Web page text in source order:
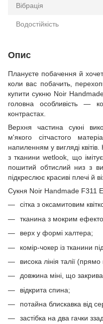
Вібрація
Водостійкість
Опис
Плануєте побачення й
коли вас побачить,
купити сукню Noir
головна особливість —
контрастах.
Верхня частина сукні
м'якого сітчастого
напиленням у вигляді квітів.
з тканини wetlook, що
пошитий обтислий низ з
підкреслює красиві плечі й
Сукня Noir Handmade F311
сітка з оксамитовим
тканина з мокрим
верх у формі халтера;
комір-чокер із тканини
висока лінія талії
довжина міні, що
відкрита спина;
потайна блискавка від
застібка на два гачки